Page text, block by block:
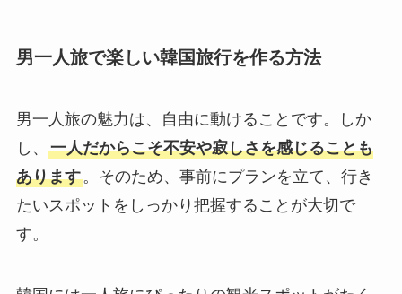
男一人旅で楽しい韓国旅行を作る方法
男一人旅の魅力は、自由に動けることです。しか
し、 一人だからこそ不安や寂しさを感じることも
あります。そのため、事前にプランを立て、行き
たいスポットをしっかり把握することが大切で
す。